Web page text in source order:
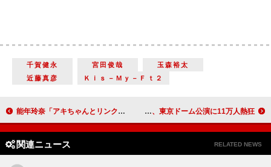
千賀健永 宮田俊哉
玉森裕太
近藤真彦
Ｋｉｓ－Ｍｙ－Ｆｔ２
能年玲奈「アキちゃんとリンクしてる」 挿入歌「暦の上ではディセンバー」が完成 SUPER JUNIOR、東京ドーム公演に11万人熱狂
関連ニュース RELATED NEWS